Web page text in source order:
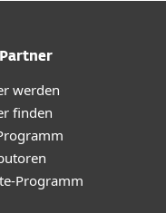
Partner
werden
finden
Programm